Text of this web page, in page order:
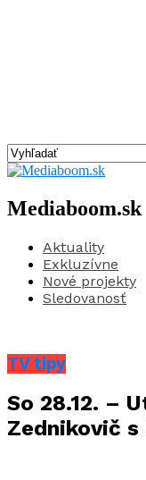
Mediaboom.sk
Aktuality
Exkluzívne
Nové projekty
Sledovanosť
TV tipy
So 28.12. –
Zednikovič